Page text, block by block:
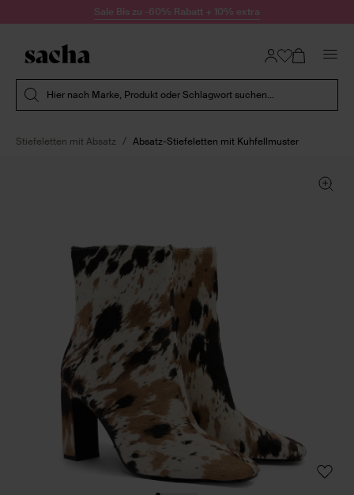
Zum Inhalt springenSale Bis zu -60% Rabatt + 10% extra
Hier nach Marke, Produkt oder Schlagwort suchen...
Stiefeletten mit Absatz Absatz-Stiefeletten mit Kuhfellmuster